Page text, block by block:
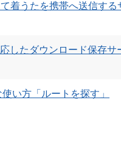
着うたを携帯へ送信す
したダウンロード保存サ
い方「ルートを探す」